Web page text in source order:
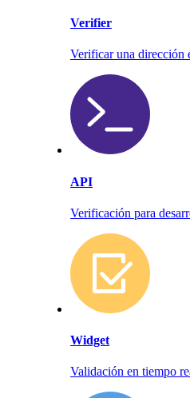
Verifier
Verificar una dirección
API
Verificación para
Widget
Validación en tiempo